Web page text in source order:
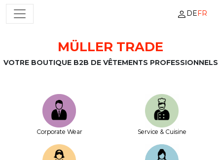
Passer au contenu
NAVIGATION PRINCIPALE DEFR
MÜLLER TRADE
VOTRE BOUTIQUE B2B DE VÊTEMENTS PROFESSIONNELS
Corporate Wear Service & Cuisine